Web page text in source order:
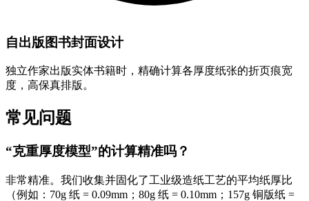
自出版图书封面设计
独立作家出版实体书籍时，精确计算各厚度纸张的折页痕宽
度，高保真排版。
常见问题
“克重厚度模型”的计算精准吗？
非常精准。我们收集并固化了工业级造纸工艺的平均纸厚比
（例如：70g 纸 = 0.09mm；80g 纸 = 0.10mm；157g 铜版纸 =